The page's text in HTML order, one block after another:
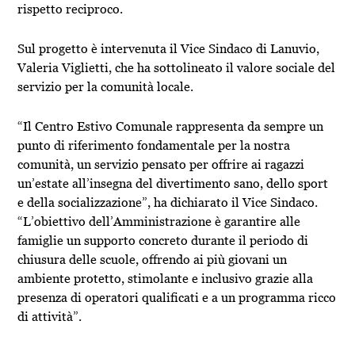
rispetto reciproco.
Sul progetto è intervenuta il Vice Sindaco diLanuvio,
Valeria Viglietti, che ha sottolineato il valore sociale del
servizio per la comunità locale.
“Il Centro Estivo Comunale rappresenta da sempre un
punto di riferimento fondamentale per la nostra
comunità, un servizio pensato per offrire ai ragazzi
un’estate all’insegna del divertimento sano, dello sport
e della socializzazione”, ha dichiarato il Vice Sindaco.
“L’obiettivo dell’Amministrazione è garantire alle
famiglie un supporto concreto durante il periodo di
chiusura delle scuole, offrendo ai più giovani un
ambiente protetto, stimolante e inclusivo grazie alla
presenza di operatori qualificati e a un programma ricco
di attività”.